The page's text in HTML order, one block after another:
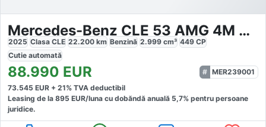
Mercedes-Benz CLE 53 AMG 4M Cabrio DYNAMIC Night II
2025 Clasa CLE 22.200 km Benzină 2.999 cm³ 449 CP
Cutie automată
88.990 EUR
MER239001
73.545 EUR + 21% TVA deductibil
Leasing de la 895 EUR/luna cu dobăndă anuală 5,7% pentru persoane
juridice.